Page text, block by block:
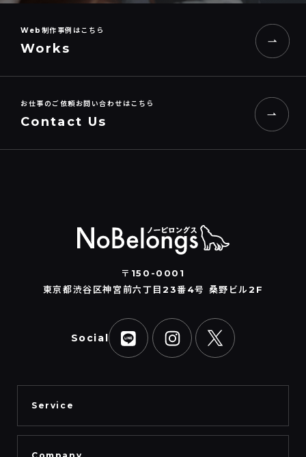
Web制作事例はこちら
Works
お仕事のご依頼お問い合わせはこちら
Contact Us
〒150-0001
東京都渋谷区神宮前六丁目23番4号 桑野ビル2F
Social
Service